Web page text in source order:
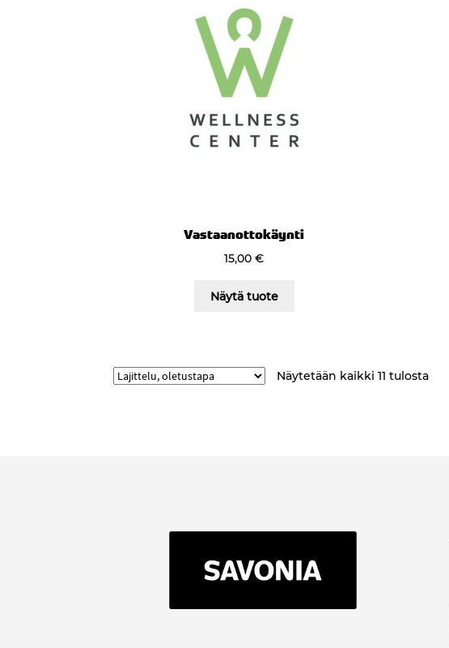
Vastaanottokäynti
15,00€
Näytä tuote
Näytetään kaikki 11 tulosta